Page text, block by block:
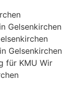
Gelsenkirchen
Gelsenkirchen
für KMU Wir